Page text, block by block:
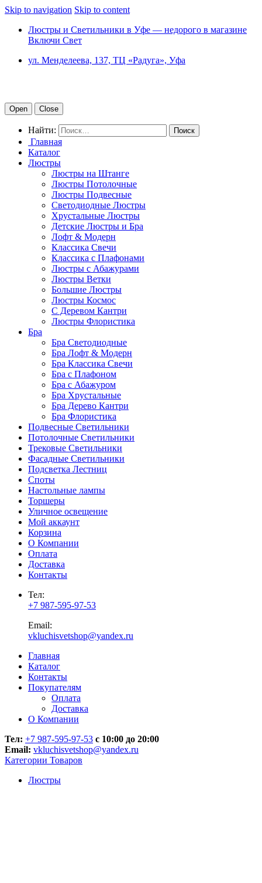
Skip to navigation Skip to content
Люстры и Светильники в Уфе — недорого в магазине
Включи Свет
ул. Менделеева, 137, ТЦ «Радуга», Уфа
Open Close
Найти:
Главная
Каталог
Люстры
Люстры на Штанге
Люстры Потолочные
Люстры Подвесные
Светодиодные Люстры
Хрустальные Люстры
Детские Люстры и Бра
Лофт & Модерн
Классика Свечи
Классика с Плафонами
Люстры с Абажурами
Люстры Ветки
Большие Люстры
Люстры Космос
С Деревом Кантри
Люстры Флористика
Бра
Бра Светодиодные
Бра Лофт & Модерн
Бра Классика Свечи
Бра с Плафоном
Бра с Абажуром
Бра Хрустальные
Бра Дерево Кантри
Бра Флористика
Подвесные Светильники
Потолочные Светильники
Трековые Светильники
Фасадные Светильники
Подсветка Лестниц
Споты
Настольные лампы
Торшеры
Уличное освещение
Мой аккаунт
Корзина
О Компании
Оплата
Доставка
Контакты
Тел:
+7 987-595-97-53
Email:
vkluchisvetshop@yandex.ru
Главная
Каталог
Контакты
Покупателям
Оплата
Доставка
О Компании
Тел: +7 987-595-97-53 с 10:00 до 20:00
Email: vkluchisvetshop@yandex.ru
Категории Товаров
Люстры